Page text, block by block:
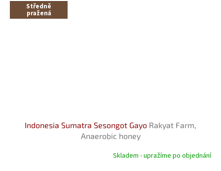
Středně
pražená
Indonesia Sumatra Sesongot Gayo Rakyat Farm,
Anaerobic honey
Skladem - upražíme po objednání